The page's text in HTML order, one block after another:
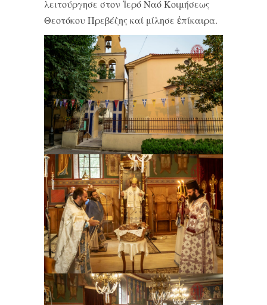
λειτούργησε στον Ἱερό Ναό Κοιμήσεως
Θεοτόκου Πρεβέζης καί μίλησε ἐπίκαιρα.